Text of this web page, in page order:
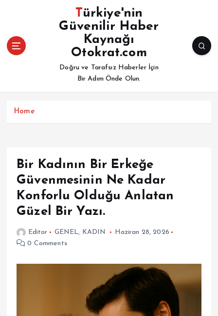
Türkiye'nin
Güvenilir Haber
Kaynağı
Otokrat.com
Doğru ve Tarafsız Haberler İçin
Bir Adım Önde Olun.
Home
Bir Kadının Bir Erkeğe
Güvenmesinin Ne Kadar
Konforlu Olduğu Anlatan
Güzel Bir Yazı.
Editor GENEL, KADIN
Haziran 28, 2026
0 Comments